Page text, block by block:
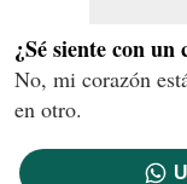
¿Sé siente con
No, mi corazón
en otro.